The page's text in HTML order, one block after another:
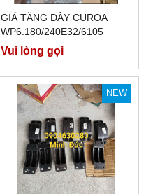
GIÁ TĂNG DÂY CUROA
WP6.180/240E32/6105
(TRƠN)
Vui lòng gọi
NEW